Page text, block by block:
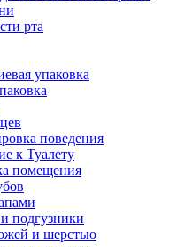
рта
упаковка
поведения
к Туалету
помещения
подгузники
и шерстью